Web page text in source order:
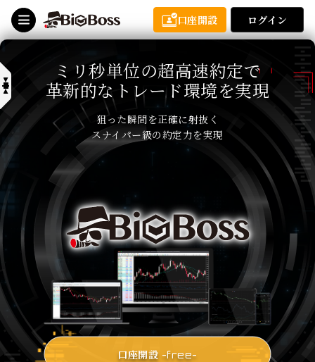
口座開設 ログイン
口座開設 -free-
ミリ秒単位の超高速約定で
革新的なトレード環境を実現
狙った瞬間を正確に射抜く
スナイパー級の約定力を実現